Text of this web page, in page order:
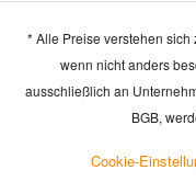
* Alle Preise verstehen sich
wenn nicht anders
ausschließlich an
BGB,
Cookie-